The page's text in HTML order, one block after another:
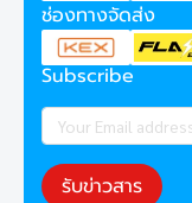
ช่องทางจัดส่ง
Subscribe
รับข่าวสาร